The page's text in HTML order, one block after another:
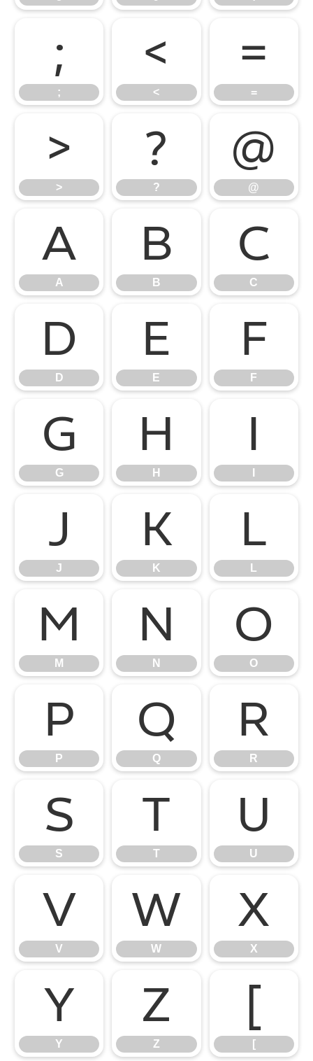
;
;
<
<
=
=
>
>
?
?
@
@
A
A
B
B
C
C
D
D
E
E
F
F
G
G
H
H
I
J
J
K
K
L
L
M
M
N
N
O
O
P
P
Q
Q
R
R
S
S
T
T
U
U
V
V
W
W
X
X
Y
Y
Z
Z
[
[